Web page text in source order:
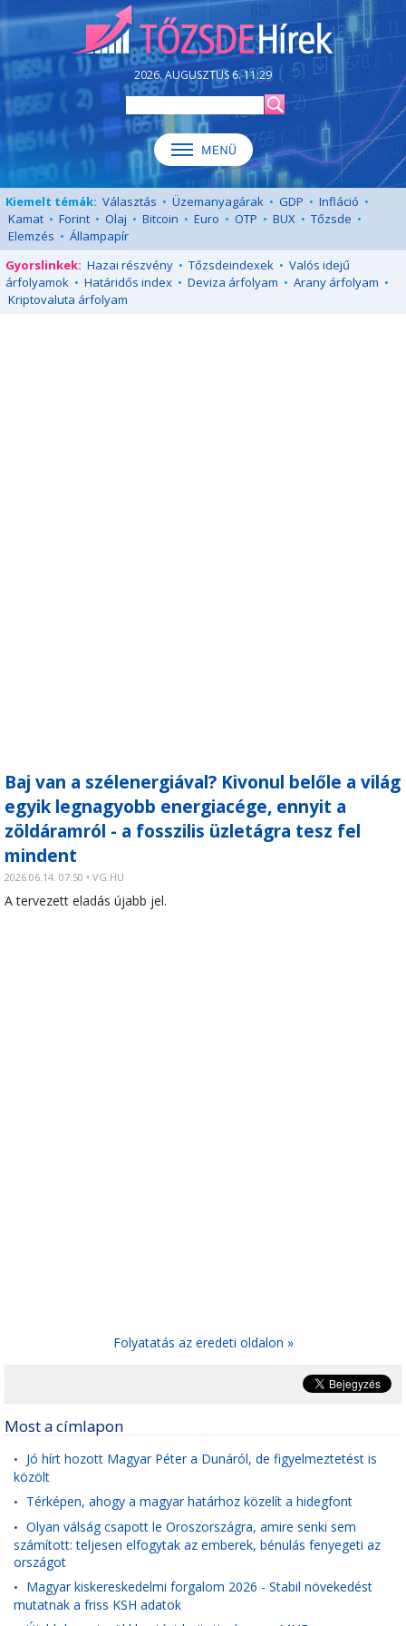
2026. AUGUSZTUS 6. 11:29
Kiemelt témák: Választás • Üzemanyagárak • GDP • Infláció •
Kamat • Forint • Olaj • Bitcoin • Euro • OTP • BUX • Tőzsde •
Elemzés • Állampapír
Gyorslinkek: Hazai részvény • Tőzsdeindexek • Valós idejű
árfolyamok • Határidős index • Deviza árfolyam • Arany árfolyam •
Kriptovaluta árfolyam
Baj van a szélenergiával? Kivonul belőle a világ
egyik legnagyobb energiacége, ennyit a
zöldáramról - a fosszilis üzletágra tesz fel
mindent
2026.06.14. 07:50 • VG.HU
A tervezett eladás újabb jel.
Folyatatás az eredeti oldalon »
Most a címlapon
• Jó hírt hozott Magyar Péter a Dunáról, de figyelmeztetést is
közölt
• Térképen, ahogy a magyar határhoz közelít a hidegfont
• Olyan válság csapott le Oroszországra, amire senki sem
számított: teljesen elfogytak az emberek, bénulás fenyegeti az
országot
• Magyar kiskereskedelmi forgalom 2026 - Stabil növekedést
mutatnak a friss KSH adatok